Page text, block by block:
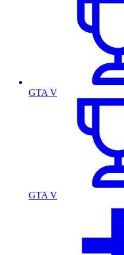
GTA V
GTA V